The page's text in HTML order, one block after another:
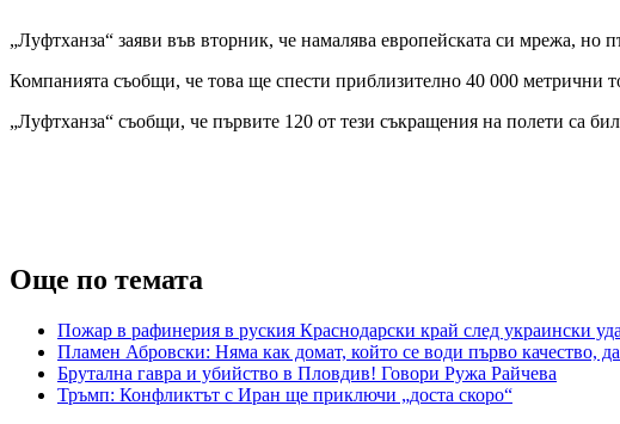
„Луфтханза“ заяви във вторник, че намалява европейската си мрежа, но
Компанията съобщи, че това ще спести приблизително 40 000 метрични
„Луфтханза“ съобщи, че първите 120 от тези съкращения на полети са
Още по темата
Пожар в рафинерия в руския Краснодарски край след украински
Пламен Абровски: Няма как домат, който се води първо качество,
Брутална гавра и убийство в Пловдив! Говори Ружа Райчева
Тръмп: Конфликтът с Иран ще приключи „доста скоро“